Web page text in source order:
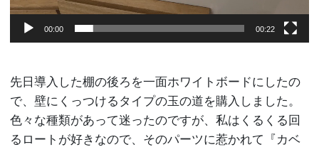
00:00 00:22
先日導入した棚の後ろを一面ホワイトボードにしたの
で、壁にくっつけるタイプの玉の道を購入しました。
色々な種類があって迷ったのですが、私はくるくる回
るロートが好きなので、そのパーツに惹かれて『カベ